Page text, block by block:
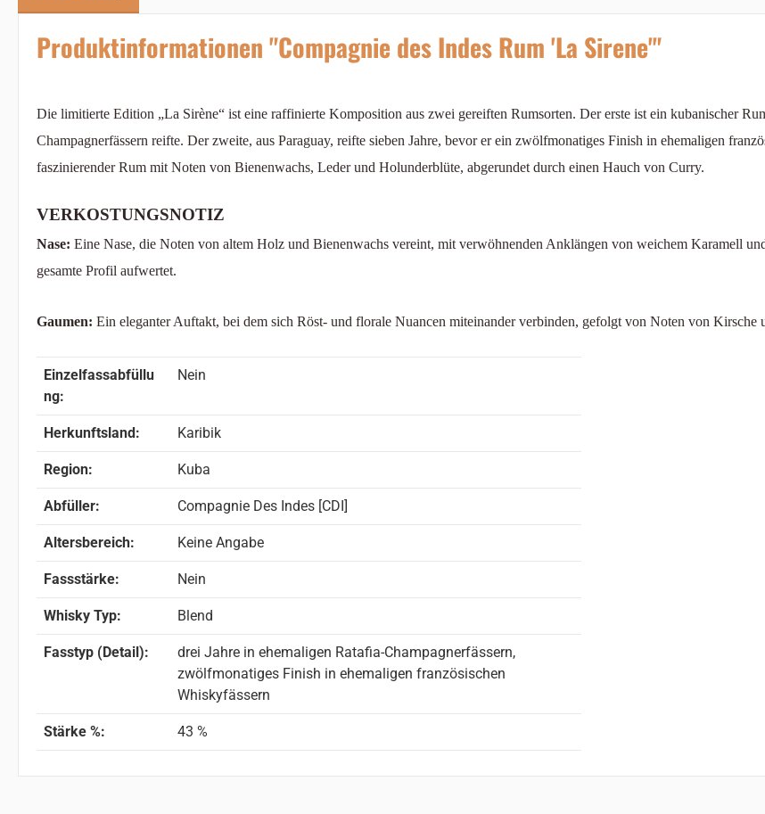
Produktinformationen "Compagnie des Indes Rum 'La Sirene'"
Die limitierte Edition „La Sirène“ ist eine raffinierte Komposition aus zwei gereiften Rumsorten. Der erste ist ein kubanischer
Champagnerfässern reifte. Der zweite, aus Paraguay, reifte sieben Jahre, bevor er ein zwölfmonatiges Finish in ehemaligen
faszinierender Rum mit Noten von Bienenwachs, Leder und Holunderblüte, abgerundet durch einen Hauch von Curry.
VERKOSTUNGSNOTIZ
Nase: Eine Nase, die Noten von altem Holz und Bienenwachs vereint, mit verwöhnenden Anklängen von weichem Karamell
gesamte Profil aufwertet.
Gaumen: Ein eleganter Auftakt, bei dem sich Röst- und florale Nuancen miteinander verbinden, gefolgt von Noten von
Einzelfassabfüllu
ng:
Nein
Herkunftsland: Karibik
Region: Kuba
Abfüller: Compagnie Des Indes [CDI]
Altersbereich: Keine Angabe
Fassstärke: Nein
Whisky Typ: Blend
Fasstyp (Detail):
drei Jahre in ehemaligen Ratafia-Champagnerfässern,
zwölfmonatiges Finish in ehemaligen französischen
Whiskyfässern
Stärke %: 43 %